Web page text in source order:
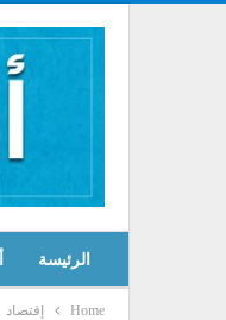
الرئيسة
Home إقتصاد